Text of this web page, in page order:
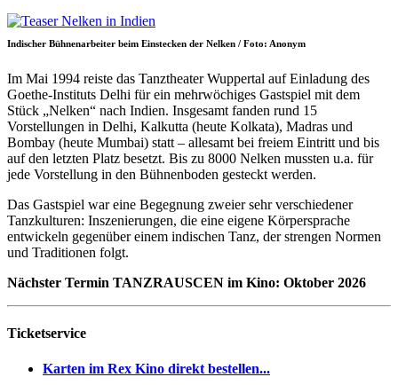
Indischer Bühnenarbeiter beim Einstecken der Nelken / Foto: Anonym
Im Mai 1994 reiste das Tanztheater Wuppertal auf Einladung des
Goethe-Instituts Delhi für ein mehrwöchiges Gastspiel mit dem
Stück „Nelken“ nach Indien. Insgesamt fanden rund 15
Vorstellungen in Delhi, Kalkutta (heute Kolkata), Madras und
Bombay (heute Mumbai) statt – allesamt bei freiem Eintritt und bis
auf den letzten Platz besetzt. Bis zu 8000 Nelken mussten u.a. für
jede Vorstellung in den Bühnenboden gesteckt werden.
Das Gastspiel war eine Begegnung zweier sehr verschiedener
Tanzkulturen: Inszenierungen, die eine eigene Körpersprache
entwickeln gegenüber einem indischen Tanz, der strengen Normen
und Traditionen folgt.
Nächster Termin TANZRAUSCEN im Kino: Oktober 2026
Ticketservice
Karten im Rex Kino direkt bestellen...